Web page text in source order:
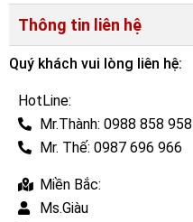
Thông tin liên hệ
Quý khách vui lòng liên hệ:
HotLine:
Mr.Thành: 0988 858 958
Mr. Thế: 0987 696 966
Miền Bắc:
Ms.Giàu